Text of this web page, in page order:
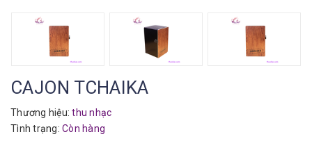
CAJON TCHAIKA
Thương hiệu: thu nhạc
Tình trạng: Còn hàng